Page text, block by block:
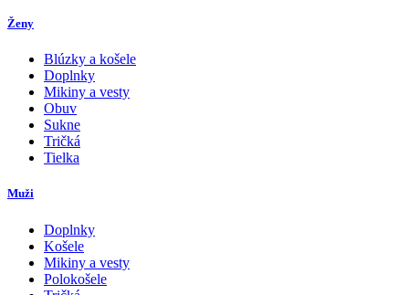
Ženy
Blúzky a košele
Doplnky
Mikiny a vesty
Obuv
Sukne
Tričká
Tielka
Muži
Doplnky
Košele
Mikiny a vesty
Polokošele